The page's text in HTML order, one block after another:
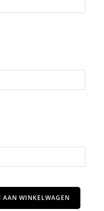
AAN WINKELWAGEN